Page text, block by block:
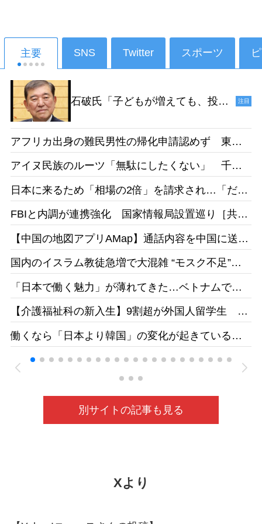
主要 SNS Twitter スポーツ
石破氏「子どもが増えても、投票
からねえ。その時、私たちは政治
家をやっていないでしょう」［デ
イリー新潮］25/1
注目
アフリカ出身の難民男性の帰化申請認めず 東京
地裁「日本語能力があったとは認めらない」［産
経］26/05
アイヌ民族のルーツ「無駄にしたくない」 千葉
遺志受け継ぐ［北海道新聞］26/05
日本に来るため「相場の2倍」を請求され…「だか
らもっと働きたい」 お惣菜工場で頑張るベトナ
ム人女性の事情［東京新聞］26/05
FBIと内調が連携強化 国家情報局設置巡り［共
【中国の地図アプリAMap】通話内容を中国に送
信 国家安全局がリスク指摘［台湾］26/05
国内のイスラム教徒急増で大混雑 “モスク不足”訴
「日本で働く魅力」が薄れてきた…ベトナムで募
集をかけても人が集まらず［東京新聞］26/05
【介護福祉科の新入生】9割超が外国人留学生 志
若狭医療福祉専門学校［福井新聞］26/05
働くなら「日本より韓国」の変化が起きている
ベトナムの人材送り出し機関が懸念［東京新聞］
26/05
別サイトの記事も見る
Xより